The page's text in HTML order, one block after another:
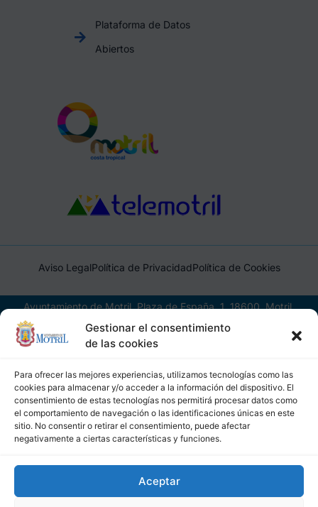
Gestionar el consentimiento
de las cookies
Para ofrecer las mejores experiencias, utilizamos tecnologías como las
cookies para almacenar y/o acceder a la información del dispositivo. El
consentimiento de estas tecnologías nos permitirá procesar datos como
el comportamiento de navegación o las identificaciones únicas en este
sitio. No consentir o retirar el consentimiento, puede afectar
negativamente a ciertas características y funciones.
Aceptar
Plataforma de Datos
Abiertos
Aviso LegalPolítica de PrivacidadPolítica de Cookies
Ayuntamiento de Motril, Plaza de España, 1, 18600, Motril,
(Granada), CIF: P1814200J, DIR3: L01181400